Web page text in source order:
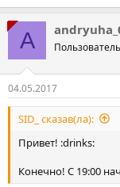
A Пользователь
04.05.2017
SID_ сказав(ла):
Привет! :drinks:
Конечно! С 19:00